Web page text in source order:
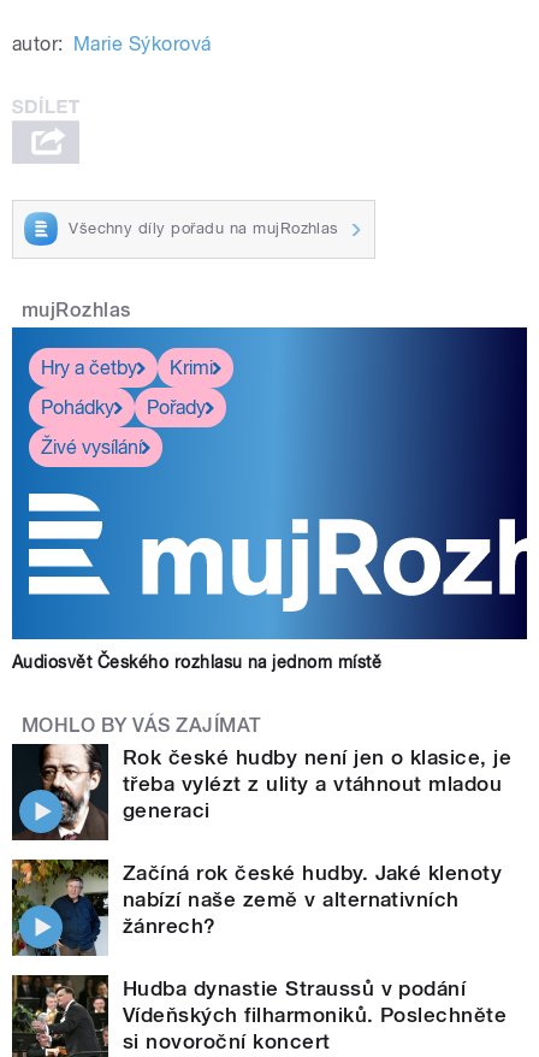
autor: Marie Sýkorová
Všechny díly pořadu na mujRozhlas
mujRozhlas
Hry a četby
Krimi
Pohádky
Pořady
Živé vysílání
Audiosvět Českého rozhlasu na jednom místě
MOHLO BY VÁS ZAJÍMAT
Rok české hudby není jen o klasice, je
třeba vylézt z ulity a vtáhnout mladou
generaci
Začíná rok české hudby. Jaké klenoty
nabízí naše země v alternativních
žánrech?
Hudba dynastie Straussů v podání
Vídeňských filharmoniků. Poslechněte
si novoroční koncert